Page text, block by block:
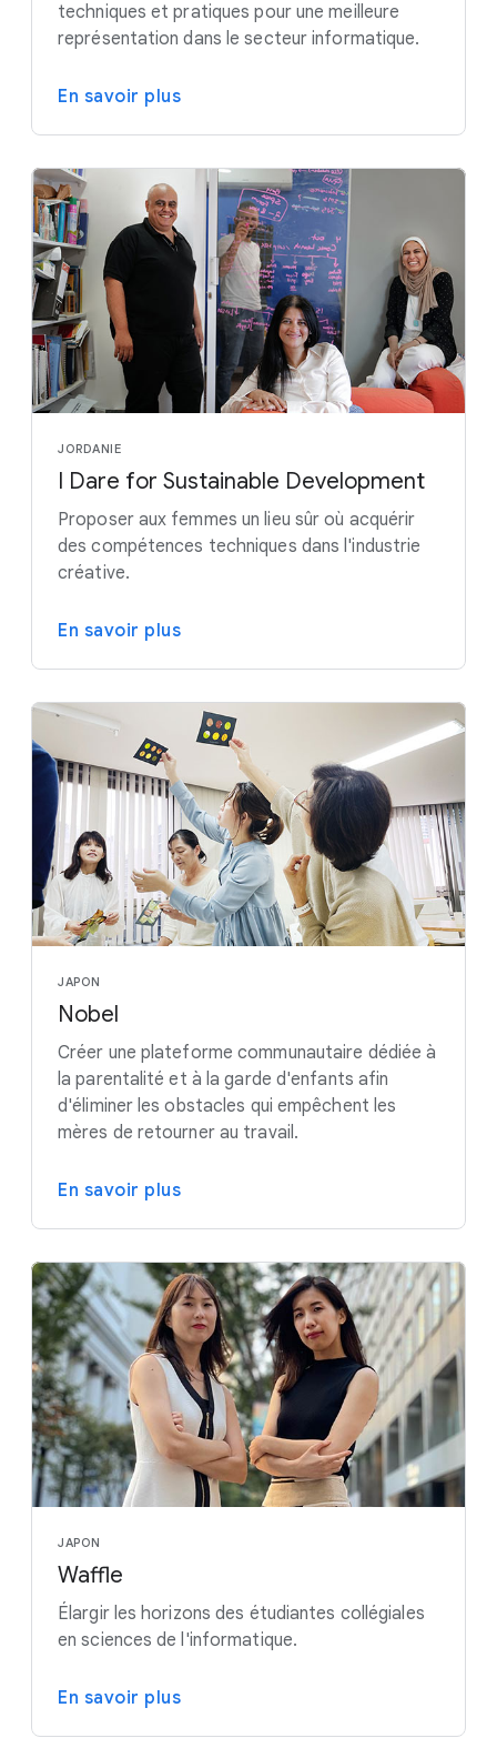
techniques et pratiques pour une meilleure
représentation dans le secteur informatique.
En savoir plus
JORDANIE
I Dare for Sustainable Development
Proposer aux femmes un lieu sûr où acquérir
des compétences techniques dans l'industrie
créative.
En savoir plus
JAPON
Nobel
Créer une plateforme communautaire dédiée à
la parentalité et à la garde d'enfants afin
d'éliminer les obstacles qui empêchent les
mères de retourner au travail.
En savoir plus
JAPON
Waffle
Élargir les horizons des étudiantes collégiales
en sciences de l'informatique.
En savoir plus